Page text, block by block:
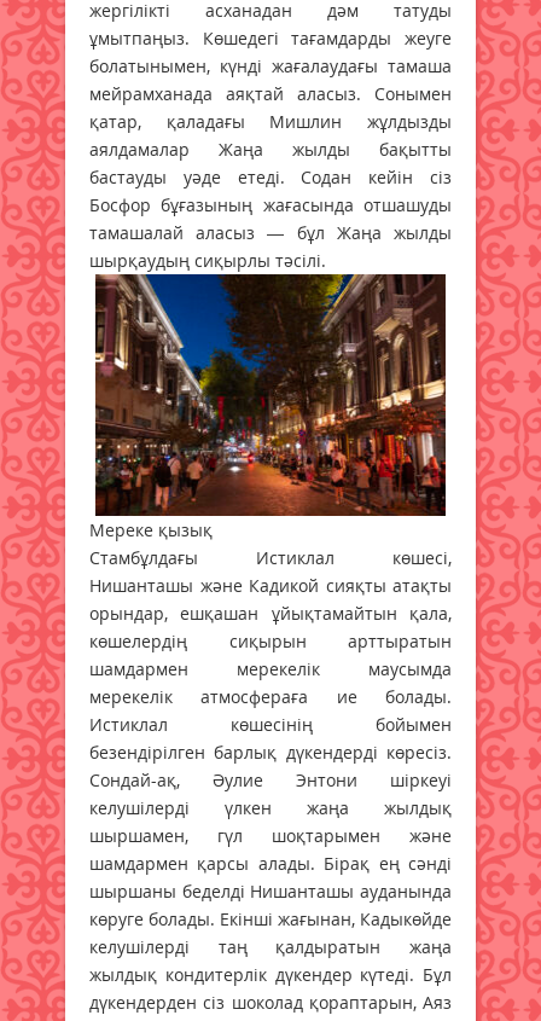
жергілікті асханадан дәм татуды
ұмытпаңыз. Көшедегі тағамдарды жеуге
болатынымен, күнді жағалаудағы тамаша
мейрамханада аяқтай аласыз. Сонымен
қатар, қаладағы Мишлин жұлдызды
аялдамалар Жаңа жылды бақытты
бастауды уәде етеді. Содан кейін сіз
Босфор бұғазының жағасында отшашуды
тамашалай аласыз — бұл Жаңа жылды
шырқаудың сиқырлы тәсілі.
Мереке қызық
Стамбұлдағы Истиклал көшесі,
Нишанташы және Кадикой сияқты атақты
орындар, ешқашан ұйықтамайтын қала,
көшелердің сиқырын арттыратын
шамдармен мерекелік маусымда
мерекелік атмосфераға ие болады.
Истиклал көшесінің бойымен
безендірілген барлық дүкендерді көресіз.
Сондай-ақ, Әулие Энтони шіркеуі
келушілерді үлкен жаңа жылдық
шыршамен, гүл шоқтарымен және
шамдармен қарсы алады. Бірақ ең сәнді
шыршаны беделді Нишанташы ауданында
көруге болады. Екінші жағынан, Кадыкөйде
келушілерді таң қалдыратын жаңа
жылдық кондитерлік дүкендер күтеді. Бұл
дүкендерден сіз шоколад қораптарын, Аяз